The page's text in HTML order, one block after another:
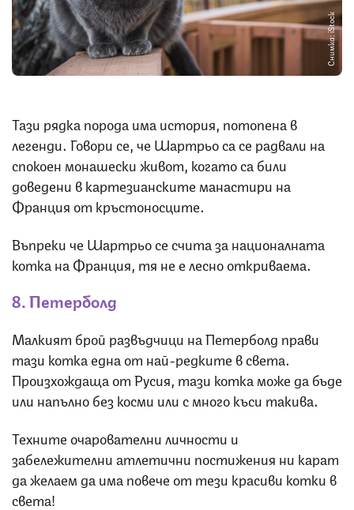
Снимка: iStock
Тази рядка порода има история, потопена в
легенди. Говори се, че Шартрьо са се радвали на
спокоен монашески живот, когато са били
доведени в картезианските манастири на
Франция от кръстоносците.
Въпреки че Шартрьо се счита за националната
котка на Франция, тя не е лесно откриваема.
8. Петерболд
Малкият брой развъдчици на Петерболд прави
тази котка една от най-редките в света.
Произхождаща от Русия, тази котка може да бъде
или напълно без косми или с много къси такива.
Техните очарователни личности и
забележителни атлетични постижения ни карат
да желаем да има повече от тези красиви котки в
света!